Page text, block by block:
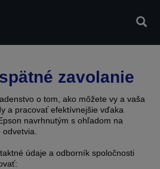
zavolanie
o tom, ako môžete vy a vaša
a pracovať efektívnejšie vďaka
navrhnutým s ohľadom na
údaje a odborník spoločnosti